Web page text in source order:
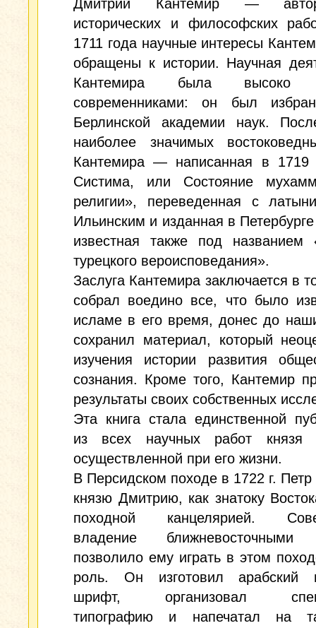
Дмитрий Кантемир —
исторических и философских
1711 года научные интересы
обращены к истории. Научная
Кантемира была высоко
современниками: он был
Берлинской академии наук.
наиболее значимых
Кантемира — написанная в 1719
Систима, или Состояние
религии», переведенная с
Ильинским и изданная в
известная также под названием
турецкого вероисповедания».
Заслуга Кантемира заключается в
собрал воедино все, что было
исламе в его время, донес до
сохранил материал, который
изучения истории развития
сознания. Кроме того, Кантемир
результаты своих собственных
Эта книга стала единственной
из всех научных работ князя
осуществленной при его жизни.
В Персидском походе в 1722 г. Петр
князю Дмитрию, как знатоку
походной канцелярией.
владение ближневосточными
позволило ему играть в этом
роль. Он изготовил арабский
шрифт, организовал
типографию и напечатал на